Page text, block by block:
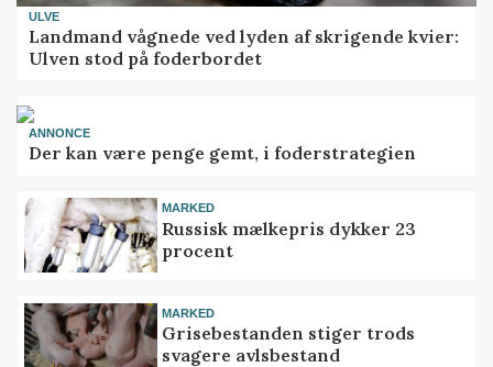
ULVE
Landmand vågnede ved lyden af skrigende kvier:
Ulven stod på foderbordet
ANNONCE
Der kan være penge gemt, i foderstrategien
MARKED
Russisk mælkepris dykker 23
procent
MARKED
Grisebestanden stiger trods
svagere avlsbestand